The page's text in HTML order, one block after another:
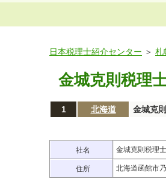
日本税理士紹介センター 札
金城克則税理
1 北海道 金城克
社名 金城克則税理
住所 北海道函館市